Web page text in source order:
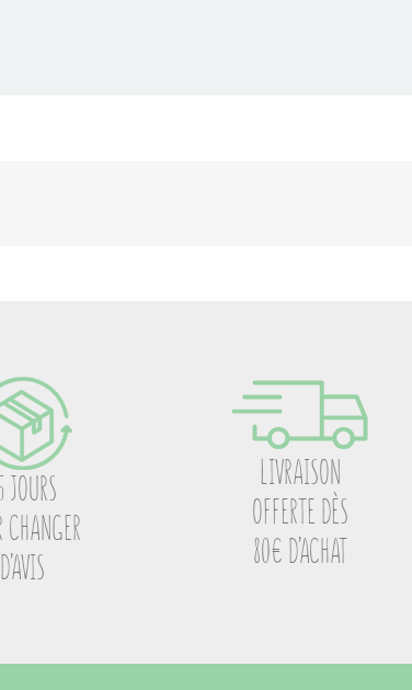
JOURS
CHANGER
D’AVIS
LIVRAISON
OFFERTE DÈS
80€ D’ACHAT